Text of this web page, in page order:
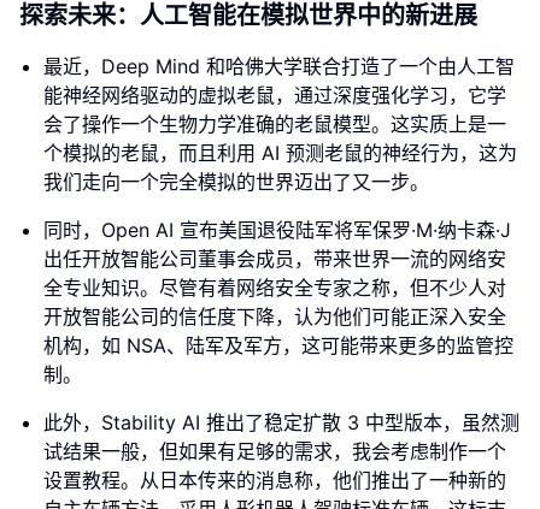
探索未来：人工智能在模拟世界中的新进展
最近，Deep Mind 和哈佛大学联合打造了一个由人工智
能神经网络驱动的虚拟老鼠，通过深度强化学习，它学
会了操作一个生物力学准确的老鼠模型。这实质上是一
个模拟的老鼠，而且利用 AI 预测老鼠的神经行为，这为
我们走向一个完全模拟的世界迈出了又一步。
同时，Open AI 宣布美国退役陆军将军保罗·M·纳卡森·J
出任开放智能公司董事会成员，带来世界一流的网络安
全专业知识。尽管有着网络安全专家之称，但不少人对
开放智能公司的信任度下降，认为他们可能正深入安全
机构，如 NSA、陆军及军方，这可能带来更多的监管控
制。
此外，Stability AI 推出了稳定扩散 3 中型版本，虽然测
试结果一般，但如果有足够的需求，我会考虑制作一个
设置教程。从日本传来的消息称，他们推出了一种新的